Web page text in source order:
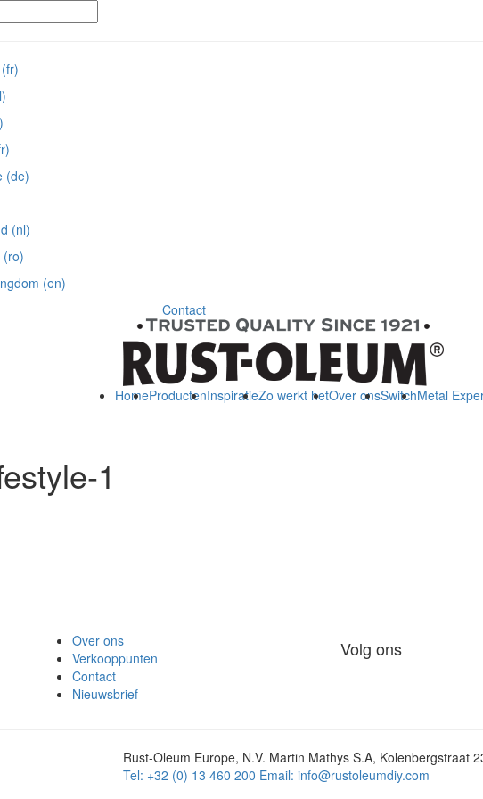
(de)
(nl)
(ro)
(en)
Contact
HomeProductenInspiratieZo werkt hetOver onsSwitchMetal
1
Over ons
Verkooppunten
Contact
Nieuwsbrief
Volg ons
Rust-Oleum Europe, N.V. Martin Mathys S.A, Kolenbergstraat
Tel: +32 (0) 13 460 200 Email: info@rustoleumdiy.com